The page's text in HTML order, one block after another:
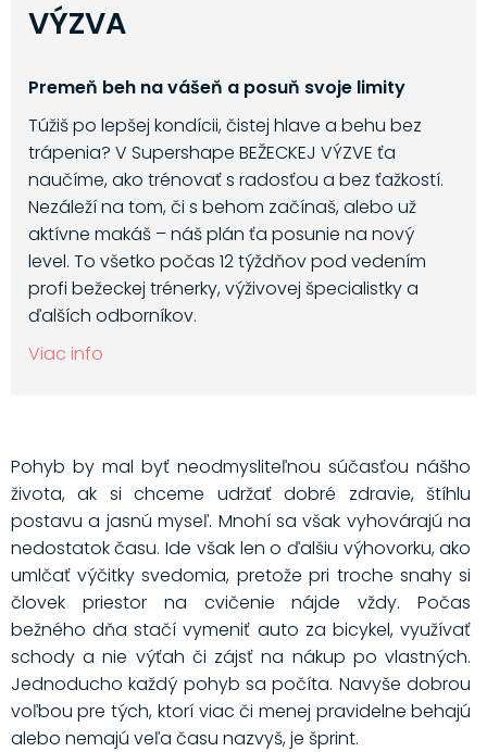
VÝZVA
Premeň beh na vášeň a posuň svoje limity
Túžiš po lepšej kondícii, čistej hlave a behu bez
trápenia? V Supershape BEŽECKEJ VÝZVE ťa
naučíme, ako trénovať s radosťou a bez ťažkostí.
Nezáleží na tom, či s behom začínaš, alebo už
aktívne makáš – náš plán ťa posunie na nový
level. To všetko počas 12 týždňov pod vedením
profi bežeckej trénerky, výživovej špecialistky a
ďalších odborníkov.
Viac info
Pohyb by mal byť neodmysliteľnou súčasťou nášho
života, ak si chceme udržať dobré zdravie, štíhlu
postavu a jasnú myseľ. Mnohí sa však vyhovárajú na
nedostatok času. Ide však len o ďalšiu výhovorku, ako
umlčať výčitky svedomia, pretože pri troche snahy si
človek priestor na cvičenie nájde vždy. Počas
bežného dňa stačí vymeniť auto za bicykel, využívať
schody a nie výťah či zájsť na nákup po vlastných.
Jednoducho každý pohyb sa počíta. Navyše dobrou
voľbou pre tých, ktorí viac či menej pravidelne behajú
alebo nemajú veľa času nazvyš, je šprint.